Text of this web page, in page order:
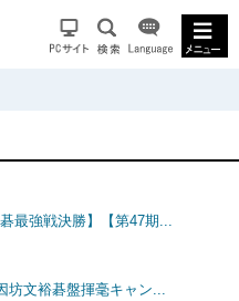
最強戦決勝】【第47期...
坊文裕碁盤揮毫キャン...